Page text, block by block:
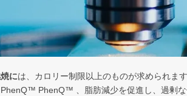
には、カロリー制限以上のものが求められま
PhenQ™ 、脂肪減少を促進し、過剰